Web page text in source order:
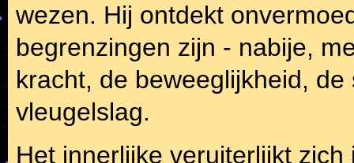
wezen. Hij ontdekt
begrenzingen zijn - nabije,
kracht, de beweeglijkheid,
vleugelslag.
Het innerlijke veruiterlijkt